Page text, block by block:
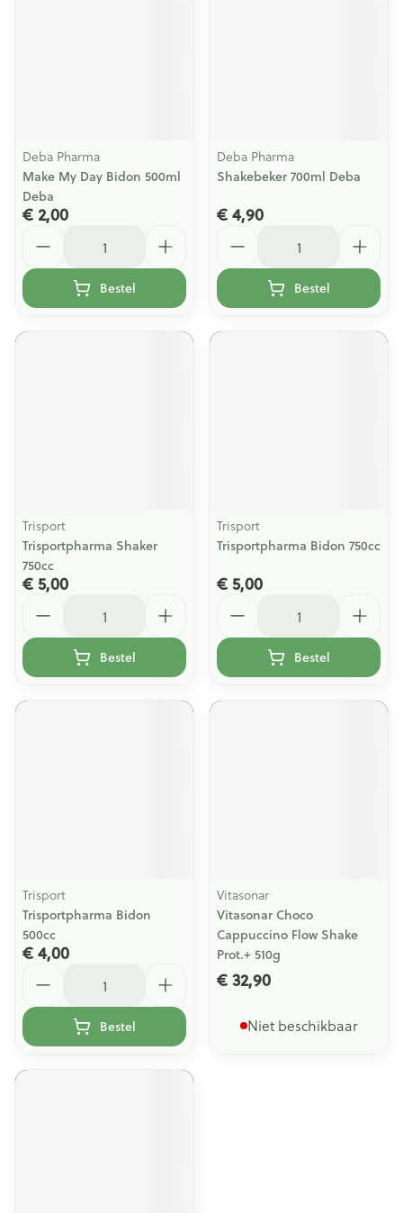
Deba Pharma
Make My Day Bidon 500ml
Deba
€ 2,00
Bestel
Deba Pharma
Shakebeker 700ml Deba
€ 4,90
Bestel
Trisport
Trisportpharma Shaker
750cc
€ 5,00
Bestel
Trisport
Trisportpharma Bidon 750cc
€ 5,00
Bestel
Trisport
Trisportpharma Bidon
500cc
€ 4,00
Bestel
Vitasonar
Vitasonar Choco
Cappuccino Flow Shake
Prot.+ 510g
€ 32,90
Niet beschikbaar